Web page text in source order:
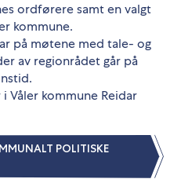
ordførere samt en valgt
kommune.
på møtene med tale- og
av regionrådet går på
kommune Reidar
POLITISKE